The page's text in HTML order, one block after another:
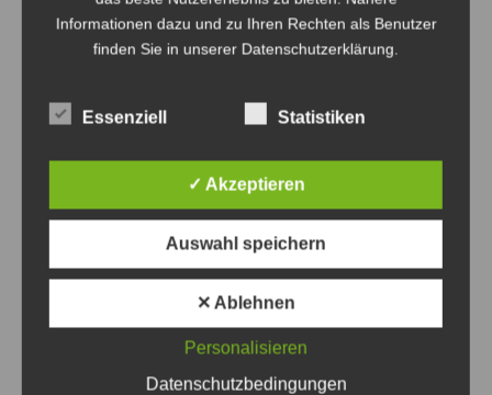
Die Kandidaten für Ilten sind Anne-Cécile Blanc, Judith
Grüne stellen Kandidaten für den
Ortsrat Ilten vor
0
Informationen dazu und zu Ihren Rechten als Benutzer
finden Sie in unserer Datenschutzerklärung.
Essenziell Statistiken
✓ Akzeptieren
Auswahl speichern
✕ Ablehnen
Personalisieren
Datenschutzbedingungen